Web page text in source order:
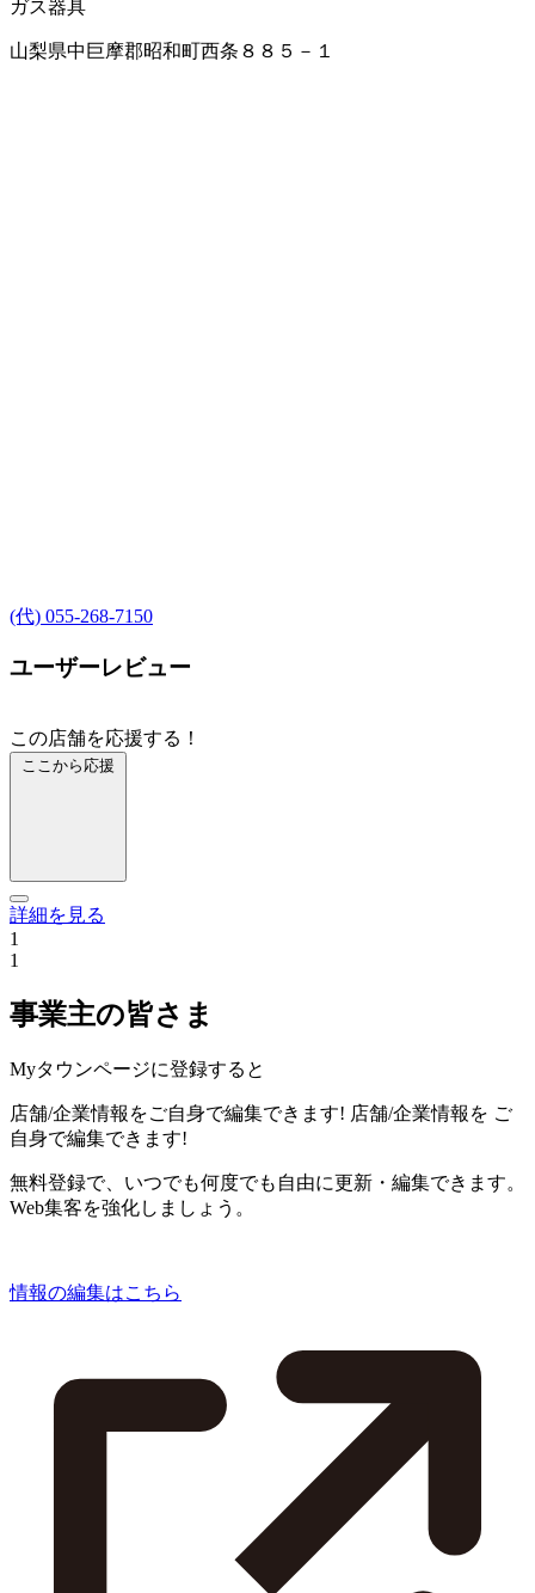
ガス器具
山梨県中巨摩郡昭和町西条８８５－１
(代) 055-268-7150
ユーザーレビュー
この店舗を応援する！
ここから応援
詳細を見る
1
1
事業主の皆さま
Myタウンページに登録すると
店舗/企業情報をご自身で編集できます! 店舗/企業情報を ご
自身で編集できます!
無料登録で、いつでも何度でも自由に更新・編集できます。
Web集客を強化しましょう。
情報の編集はこちら